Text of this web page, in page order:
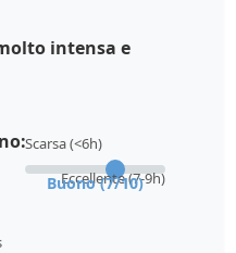
intensa e
Scarsa (<6h)
Eccellente (7-9h)
Buono (7/10)